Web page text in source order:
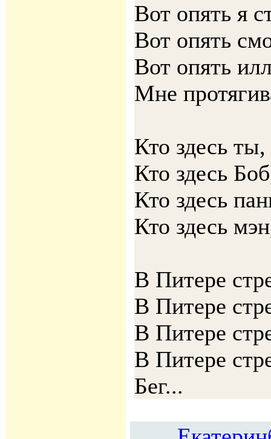
Вот опять я
Вот опять
Вот опять
Мне
Кто здесь ты,
Кто здесь
Кто здесь
Кто здесь
В Питере
В Питере
В Питере
В Питере
Бег...